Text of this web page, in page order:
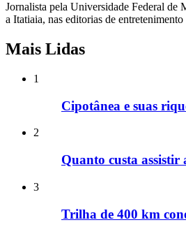
Jornalista pela Universidade Federal
a Itatiaia, nas editorias de entretenimento
Mais Lidas
1
Cipotânea e suas
2
Quanto custa assistir
3
Trilha de 400 km